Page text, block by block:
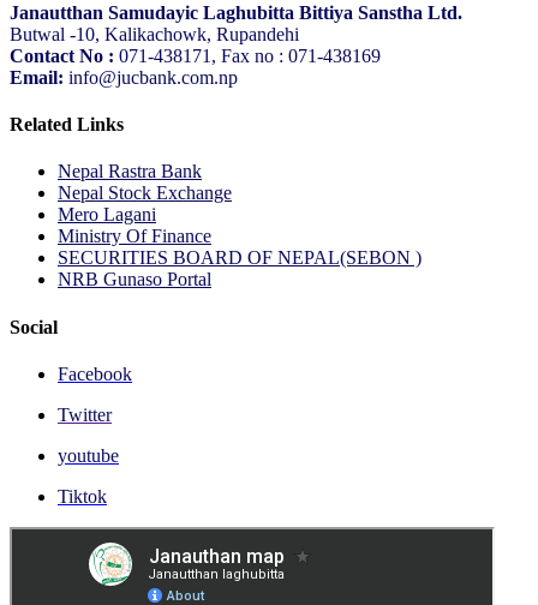
Janautthan Samudayic Laghubitta Bittiya Sanstha Ltd.
Butwal -10, Kalikachowk, Rupandehi
Contact No : 071-438171, Fax no : 071-438169
Email: info@jucbank.com.np
Related Links
Nepal Rastra Bank
Nepal Stock Exchange
Mero Lagani
Ministry Of Finance
SECURITIES BOARD OF NEPAL(SEBON )
NRB Gunaso Portal
Social
Facebook
Twitter
youtube
Tiktok